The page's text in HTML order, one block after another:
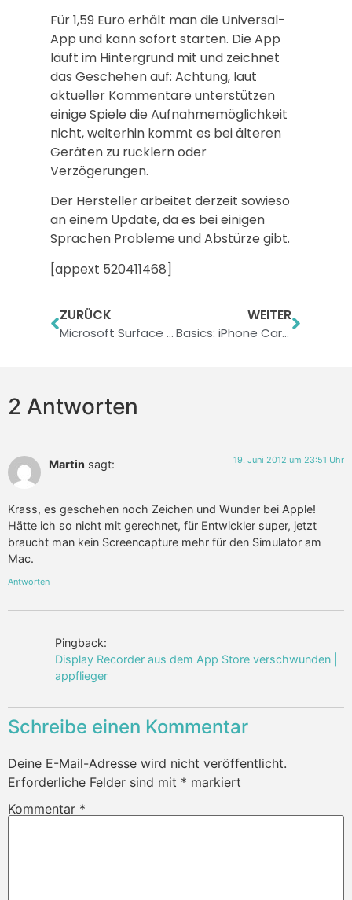
Für 1,59 Euro erhält man die Universal-
App und kann sofort starten. Die App
läuft im Hintergrund mit und zeichnet
das Geschehen auf: Achtung, laut
aktueller Kommentare unterstützen
einige Spiele die Aufnahmemöglichkeit
nicht, weiterhin kommt es bei älteren
Geräten zu rucklern oder
Verzögerungen.
Der Hersteller arbeitet derzeit sowieso
an einem Update, da es bei einigen
Sprachen Probleme und Abstürze gibt.
[appext 520411468]
ZURÜCK
Microsoft Surface – der iPad Konkurrent?
WEITER
Basics: iPhone Car Kit von Navigon
2 Antworten
Martin sagt: 19. Juni 2012 um 23:51 Uhr
Krass, es geschehen noch Zeichen und Wunder bei Apple!
Hätte ich so nicht mit gerechnet, für Entwickler super, jetzt
braucht man kein Screencapture mehr für den Simulator am
Mac.
Antworten
Pingback:
Display Recorder aus dem App Store verschwunden |
appflieger
Schreibe einen Kommentar
Deine E-Mail-Adresse wird nicht veröffentlicht.
Erforderliche Felder sind mit * markiert
Kommentar *